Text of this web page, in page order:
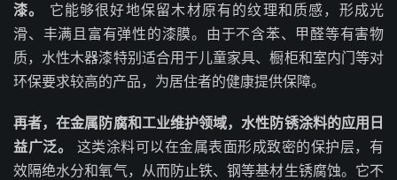
漆。
它能够很好地保留木材原有的纹理和质感，形成光
滑、丰满且富有弹性的漆膜。由于不含苯、甲醛等有害物
质，水性木器漆特别适合用于儿童家具、橱柜和室内门等对
环保要求较高的产品，为居住者的健康提供保障。
再者，在金属防腐和工业维护领域，水性防锈涂料的应用日
益广泛。
这类涂料可以在金属表面形成致密的保护层，有
效隔绝水分和氧气，从而防止铁、钢等基材生锈腐蚀。它不